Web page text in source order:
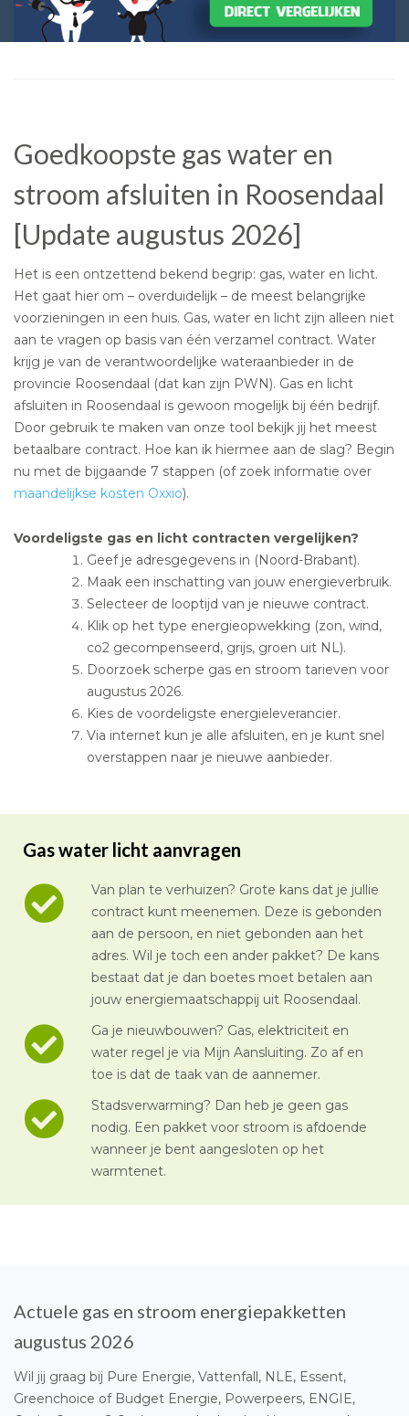
Goedkoopste gas water en
stroom afsluiten in Roosendaal
[Update augustus 2026]
Het is een ontzettend bekend begrip: gas, water en licht.
Het gaat hier om – overduidelijk – de meest belangrijke
voorzieningen in een huis. Gas, water en licht zijn alleen niet
aan te vragen op basis van één verzamel contract. Water
krijg je van de verantwoordelijke wateraanbieder in de
provincie Roosendaal (dat kan zijn PWN). Gas en licht
afsluiten in Roosendaal is gewoon mogelijk bij één bedrijf.
Door gebruik te maken van onze tool bekijk jij het meest
betaalbare contract. Hoe kan ik hiermee aan de slag? Begin
nu met de bijgaande 7 stappen (of zoek informatie over
maandelijkse kosten Oxxio).
Voordeligste gas en licht contracten vergelijken?
Geef je adresgegevens in (Noord-Brabant).
Maak een inschatting van jouw energieverbruik.
Selecteer de looptijd van je nieuwe contract.
Klik op het type energieopwekking (zon, wind,
co2 gecompenseerd, grijs, groen uit NL).
Doorzoek scherpe gas en stroom tarieven voor
augustus 2026.
Kies de voordeligste energieleverancier.
Via internet kun je alle afsluiten, en je kunt snel
overstappen naar je nieuwe aanbieder.
Gas water licht aanvragen
Van plan te verhuizen? Grote kans dat je jullie
contract kunt meenemen. Deze is gebonden
aan de persoon, en niet gebonden aan het
adres. Wil je toch een ander pakket? De kans
bestaat dat je dan boetes moet betalen aan
jouw energiemaatschappij uit Roosendaal.
Ga je nieuwbouwen? Gas, elektriciteit en
water regel je via Mijn Aansluiting. Zo af en
toe is dat de taak van de aannemer.
Stadsverwarming? Dan heb je geen gas
nodig. Een pakket voor stroom is afdoende
wanneer je bent aangesloten op het
warmtenet.
Actuele gas en stroom energiepakketten
augustus 2026
Wil jij graag bij Pure Energie, Vattenfall, NLE, Essent,
Greenchoice of Budget Energie, Powerpeers, ENGIE,